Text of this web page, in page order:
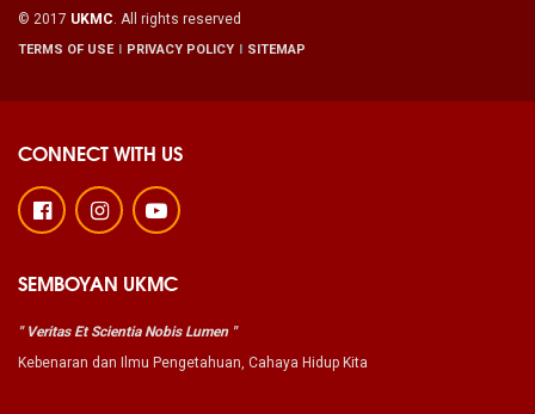
© 2017 UKMC. All rights reserved
TERMS OF USE PRIVACY POLICY SITEMAP
CONNECT WITH US
SEMBOYAN UKMC
" Veritas Et Scientia Nobis Lumen "
Kebenaran dan Ilmu Pengetahuan, Cahaya Hidup Kita